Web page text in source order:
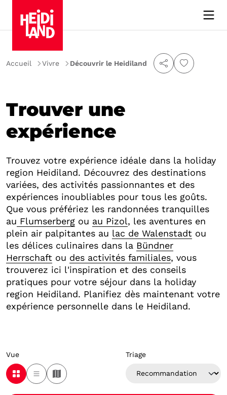
Accueil Vivre Découvrir le Heidiland
Trouver une
expérience
Trouvez votre expérience idéale dans la holiday
region Heidiland. Découvrez des destinations
variées, des activités passionnantes et des
expériences inoubliables pour tous les goûts.
Que vous préfériez les randonnées tranquilles
au Flumserberg ou au Pizol, les aventures en
plein air palpitantes au lac de Walenstadt ou
les délices culinaires dans la Bündner
Herrschaft ou des activités familiales, vous
trouverez ici l'inspiration et des conseils
pratiques pour votre séjour dans la holiday
region Heidiland. Planifiez dès maintenant votre
expérience personnelle dans le Heidiland.
Triage
Vue
Rechercher
Rechercher
Lieu
Dépendance aux conditions
Sites touristiques
Sites touristiques
Tous les sites touristiques
Architecture
Points de vue
Châteaux forts, châteaux et ruines
Églises & chapelles
Musées & expositions
Lieux d'émerveillement
Localités
Loisirs et sports